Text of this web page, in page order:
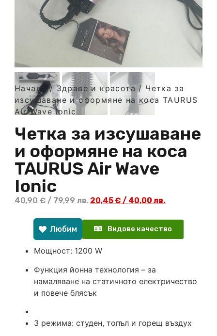
Начало /Здраве и красота/ Четка за
изсушаване и оформяне на коса TAURUS
Air Wave Ionic
Четка за изсушаване
и оформяне на коса
TAURUS Air Wave
Ionic
40,90€/ 79,99 лв. 20,45€ / 40,00 лв.
Любим Видове качество
Мощност: 1200 W
Функция йонна технология – за
намаляване на статичното електричество
и повече блясък
3 режима: студен, топъл и горещ въздух